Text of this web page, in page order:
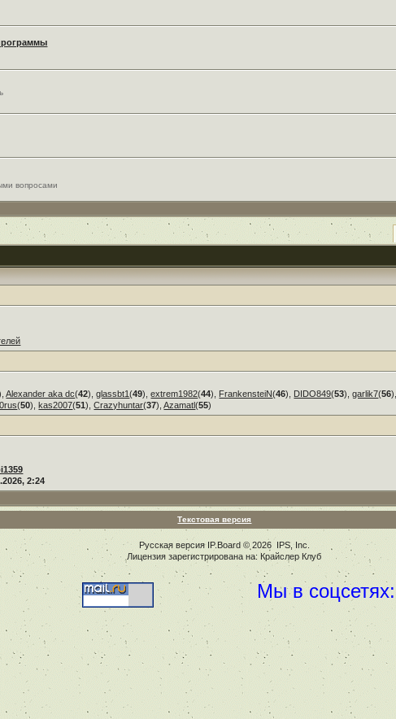
вопросами
Alexander aka dc(42),glassbt1(49),extrem1982(44), FrankensteiN(46), DIDO849(53),garlik7(56),
(50),kas2007(51),Crazyhuntar(37),Azamatl(55)
2:24
Текстовая версия
Русская версия IP.Board© 2026 IPS, Inc
Лицензия зарегистрирована на: Крайслер Клуб
Мы в соцсетях: